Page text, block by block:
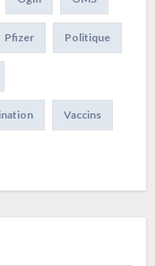
Pfizer Politique
Vaccins